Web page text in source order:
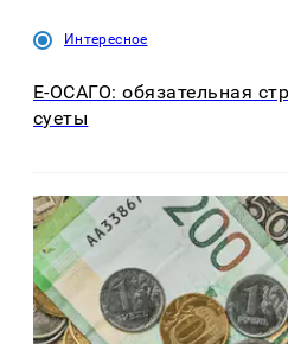
Интересное
Е-ОСАГО: обязательная
суеты